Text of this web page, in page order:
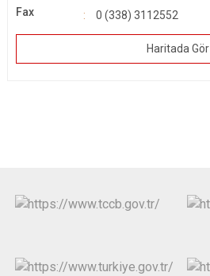
Fax
0 (338) 3112552
Haritada Gör